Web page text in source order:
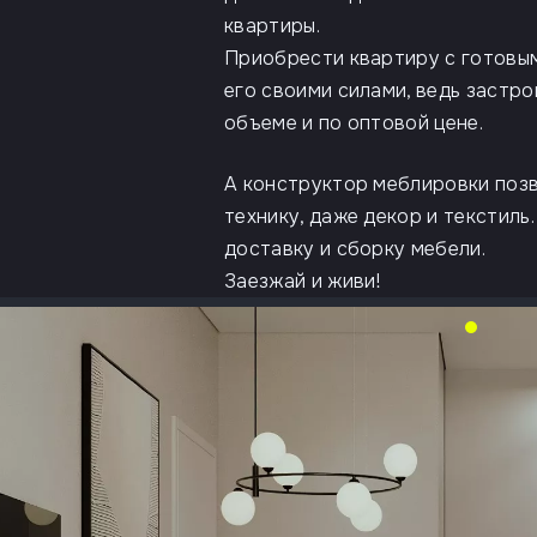
квартиры.
Приобрести квартиру с
его своими силами, ведь
объеме и по оптовой цене.
А конструктор меблировки
технику, даже декор и
доставку и сборку мебели.
Заезжай и живи!